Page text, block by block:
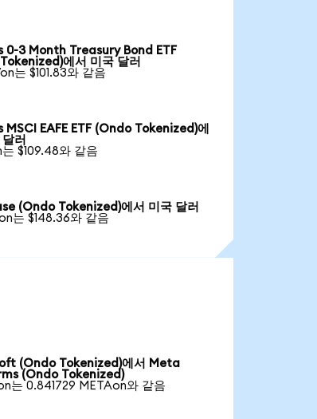
0-3 Month Treasury Bond ETF
에서 미국 달러
는 $101.83와 같음
MSCI EAFE ETF (Ondo Tokenized)에
러
는 $109.48와 같음
(Ondo Tokenized)에서 미국 달러
는 $148.36와 같음
(Ondo Tokenized)에서 Meta
(Ondo Tokenized)
는 0.841729 METAon와 같음